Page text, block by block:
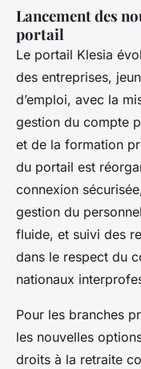
Lancement des
portail
Le portail Klesia
des entreprises,
d’emploi, avec la
gestion du compte
et de la formation
du portail est
connexion
gestion du
fluide, et suivi des
dans le respect du
nationaux
Pour les branches
les nouvelles
droits à la retraite